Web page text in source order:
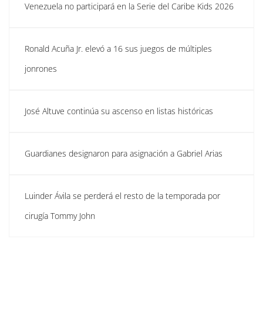
Venezuela no participará en la Serie del Caribe Kids 2026
Ronald Acuña Jr. elevó a 16 sus juegos de múltiples
jonrones
José Altuve continúa su ascenso en listas históricas
Guardianes designaron para asignación a Gabriel Arias
Luinder Ávila se perderá el resto de la temporada por
cirugía Tommy John